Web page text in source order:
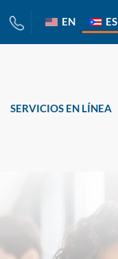
EN ES
SERVICIOS EN LÍNEA